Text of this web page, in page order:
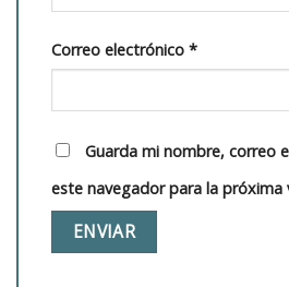
Correo electrónico *
Guarda mi nombre, correo
este navegador para la próxima